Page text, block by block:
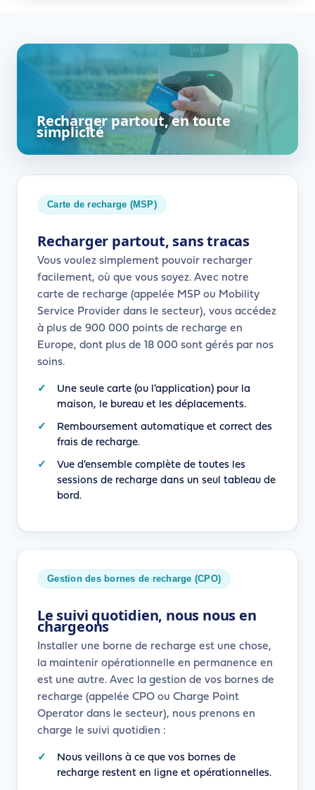
Recharger partout, en toute
simplicité
Carte de recharge (MSP)
Recharger partout, sans tracas
Vous voulez simplement pouvoir recharger
facilement, où que vous soyez. Avec notre
carte de recharge (appelée MSP ou Mobility
Service Provider dans le secteur), vous accédez
à plus de 900 000 points de recharge en
Europe, dont plus de 18 000 sont gérés par nos
soins.
Une seule carte (ou l'application) pour la
maison, le bureau et les déplacements.
Remboursement automatique et correct des
frais de recharge.
Vue d'ensemble complète de toutes les
sessions de recharge dans un seul tableau de
bord.
Gestion des bornes de recharge (CPO)
Le suivi quotidien, nous nous en
chargeons
Installer une borne de recharge est une chose,
la maintenir opérationnelle en permanence en
est une autre. Avec la gestion de vos bornes de
recharge (appelée CPO ou Charge Point
Operator dans le secteur), nous prenons en
charge le suivi quotidien :
Nous veillons à ce que vos bornes de
recharge restent en ligne et opérationnelles.